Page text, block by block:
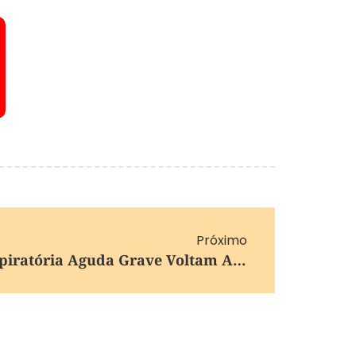
Próximo
Casos De Síndrome Respiratória Aguda Grave Voltam A Crescer No Brasil